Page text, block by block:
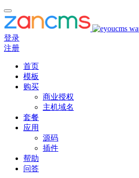
登录
注册
首页
模板
购买
商业授权
主机域名
套餐
应用
源码
插件
帮助
问答